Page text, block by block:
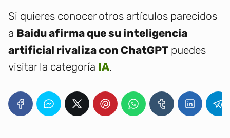
Si quieres conocer otros artículos parecidos
a Baidu afirma que su inteligencia
artificial rivaliza con ChatGPT puedes
visitar la categoría IA.